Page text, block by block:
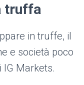
truffa
in truffe, il
e società poco
IG Markets.